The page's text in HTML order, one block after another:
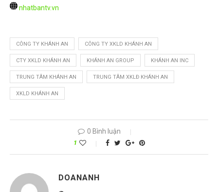
nhatbantv.vn
CÔNG TY KHÁNH AN CÔNG TY XKLD KHÁNH AN
CTY XKLD KHÁNH AN KHÁNH AN GROUP KHÁNH AN INC
TRUNG TÂM KHÁNH AN TRUNG TÂM XKLĐ KHÁNH AN
XKLD KHÁNH AN
0 Bình luận
1
DOANANH